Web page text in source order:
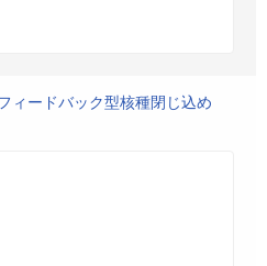
ィードバック型核種閉じ込め